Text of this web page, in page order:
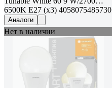
6500K E27 (x3) 4058075485730
Аналоги
Нет в наличии